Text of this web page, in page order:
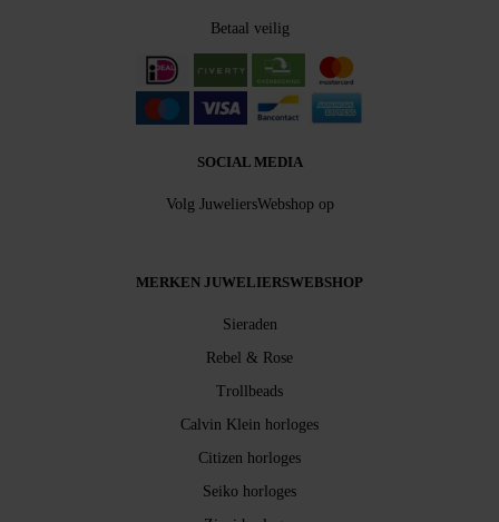
Betaal veilig
SOCIAL MEDIA
Volg JuweliersWebshop op
MERKEN JUWELIERSWEBSHOP
Sieraden
Rebel & Rose
Trollbeads
Calvin Klein horloges
Citizen horloges
Seiko horloges